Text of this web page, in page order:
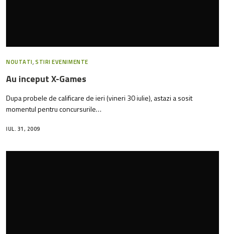
NOUTATI,STIRI EVENIMENTE
Au inceput X-Games
Dupa probele de calificare de ieri (vineri 30 iulie), astazi a sosit
momentul pentru concursurile…
IUL. 31, 2009